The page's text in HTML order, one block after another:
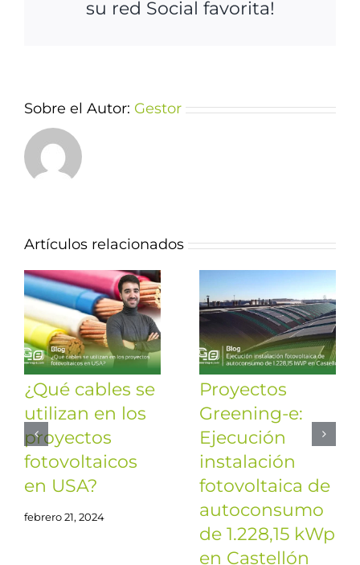
su red Social favorita!
Sobre el Autor: Gestor
Artículos relacionados
¿Qué cables se
utilizan en los
proyectos
fotovoltaicos
en USA?
febrero 21, 2024
Proyectos
Greening-e:
Ejecución
instalación
fotovoltaica de
autoconsumo
de 1.228,15 kWp
en Castellón